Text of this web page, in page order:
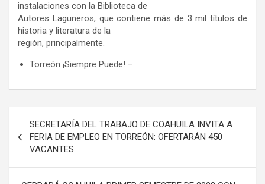
instalaciones con la Biblioteca de
Autores Laguneros, que contiene más de 3 mil títulos de
historia y literatura de la
región, principalmente.
Torreón ¡Siempre Puede! –
Navegación
de
entradas
SECRETARÍA DEL TRABAJO DE COAHUILA INVITA A
FERIA DE EMPLEO EN TORREÓN: OFERTARÁN 450
VACANTES